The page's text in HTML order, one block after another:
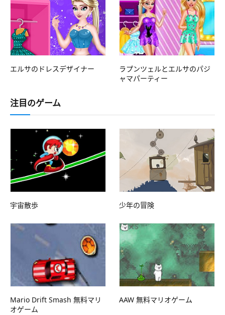
エルサのドレスデザイナー
ラプンツェルとエルサのパジ
ャマパーティー
注目のゲーム
宇宙散歩 少年の冒険
Mario Drift Smash 無料マリ
オゲーム
AAW 無料マリオゲーム